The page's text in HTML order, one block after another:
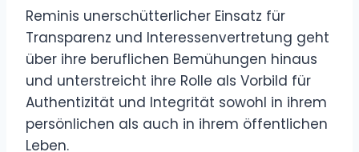
Reminis unerschütterlicher Einsatz für
Transparenz und Interessenvertretung geht
über ihre beruflichen Bemühungen hinaus
und unterstreicht ihre Rolle als Vorbild für
Authentizität und Integrität sowohl in ihrem
persönlichen als auch in ihrem öffentlichen
Leben.